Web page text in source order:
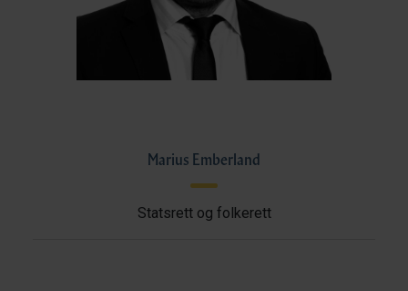
Marius Emberland
Statsrett og folkerett